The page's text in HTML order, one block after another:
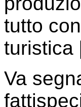
tutto
turistica
Va